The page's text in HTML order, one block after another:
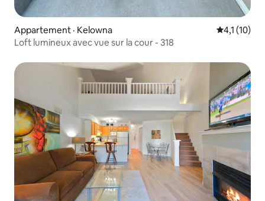
Appartement · Kelowna Note
4,1 (10)
Loft lumineux avec vue sur la cour - 318